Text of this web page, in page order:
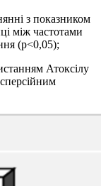
з показником
між частотами
(p<0,05);
Атоксілу